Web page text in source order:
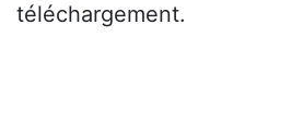
téléchargement.